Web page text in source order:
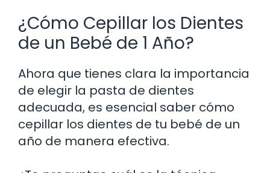
¿Cómo Cepillar los Dientes
de un Bebé de 1 Año?
Ahora que tienes clara la importancia
de elegir la pasta de dientes
adecuada, es esencial saber cómo
cepillar los dientes de tu bebé de un
año de manera efectiva.